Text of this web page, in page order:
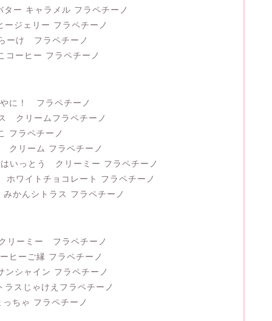
ー キャラメル フラペチーノ
ジェリー フラペチーノ
ーけ フラペチーノ
ーヒー フラペチーノ
に！ フラペチーノ
クリームフラペチーノ
フラペチーノ
リーム フラペチーノ
いっとう クリーミー フラペチーノ
ワイトチョコレート フラペチーノ
んシトラス フラペチーノ
リーミー フラペチーノ
ヒーご縁 フラペチーノ
シャイン フラペチーノ
スじゃけえフラペチーノ
ちゃ フラペチーノ